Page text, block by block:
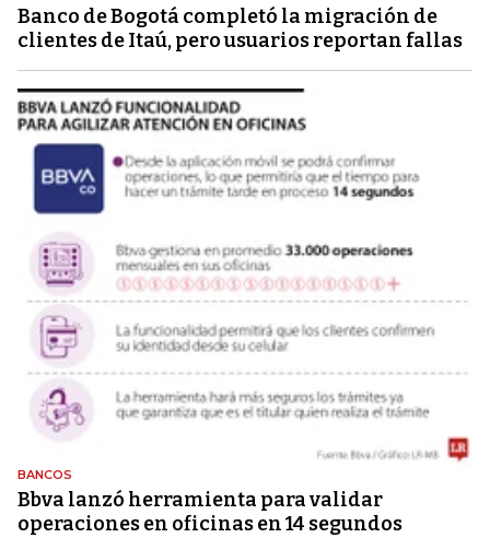
Banco de Bogotá completó la migración de
clientes de Itaú, pero usuarios reportan fallas
BANCOS
Bbva lanzó herramienta para validar
operaciones en oficinas en 14 segundos